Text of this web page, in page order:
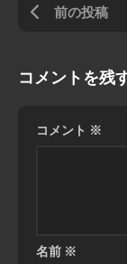
前の投稿
コメントを残
コメント ※
名前 ※